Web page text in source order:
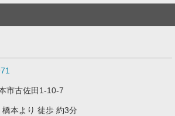
市古佐田1-10-7
橋本より 徒歩 約3分